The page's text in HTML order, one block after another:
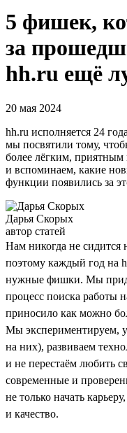
5 фишек,
за
hh.ru ещё
20 мая 2024
hh.ru исполняется 24
мы посвятили тому,
более лёгким,
и вспоминаем, какие
функции появились за
Дарья Скорых
автор статей
Нам никогда не сидится
поэтому каждый год на
нужные фишки. Мы
процесс поиска работы
приносило как можно
Мы экспериментируем,
на них), развиваем
и не перестаём любить
современные и
не только начать
и качество.